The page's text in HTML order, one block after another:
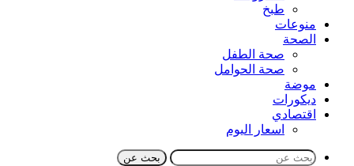
طبخ
منوعات
الصحة
صحة الطفل
صحة الحوامل
موضة
ديكورات
اقتصادي
اسعار اليوم
بحث عن